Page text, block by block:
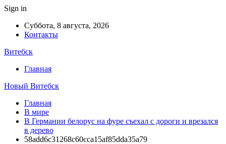
Sign in
Суббота, 8 августа, 2026
Контакты
Витебск
Главная
Новый Витебск
Главная
В мире
В Германии белорус на фуре съехал с дороги и врезался
в дерево
58add6c31268c60cca15af85dda35a79